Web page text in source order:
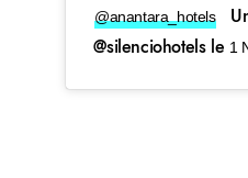
@anantara_hotels
@silenciohotels le 1